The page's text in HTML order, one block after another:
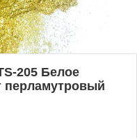
205 Белое
перламутровый